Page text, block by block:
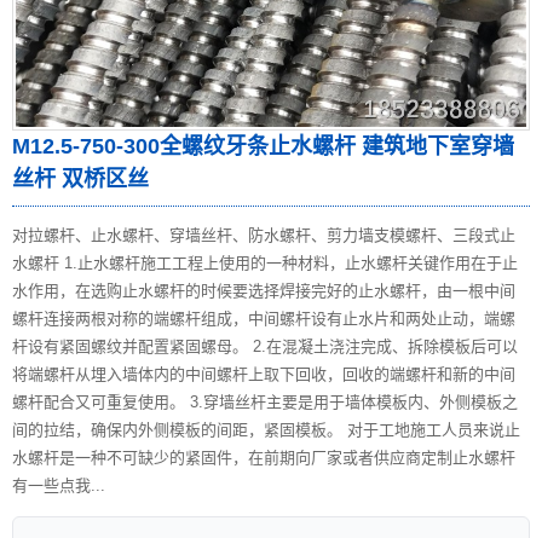
M12.5-750-300全螺纹牙条止水螺杆 建筑地下室穿墙
丝杆 双桥区丝
对拉螺杆、止水螺杆、穿墙丝杆、防水螺杆、剪力墙支模螺杆、三段式止
水螺杆 1.止水螺杆施工工程上使用的一种材料，止水螺杆关键作用在于止
水作用，在选购止水螺杆的时候要选择焊接完好的止水螺杆，由一根中间
螺杆连接两根对称的端螺杆组成，中间螺杆设有止水片和两处止动，端螺
杆设有紧固螺纹并配置紧固螺母。 2.在混凝土浇注完成、拆除模板后可以
将端螺杆从埋入墙体内的中间螺杆上取下回收，回收的端螺杆和新的中间
螺杆配合又可重复使用。 3.穿墙丝杆主要是用于墙体模板内、外侧模板之
间的拉结，确保内外侧模板的间距，紧固模板。 对于工地施工人员来说止
水螺杆是一种不可缺少的紧固件，在前期向厂家或者供应商定制止水螺杆
有一些点我...